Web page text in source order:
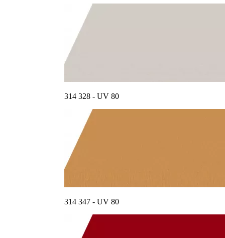
314 328 - UV 80
314 347 - UV 80